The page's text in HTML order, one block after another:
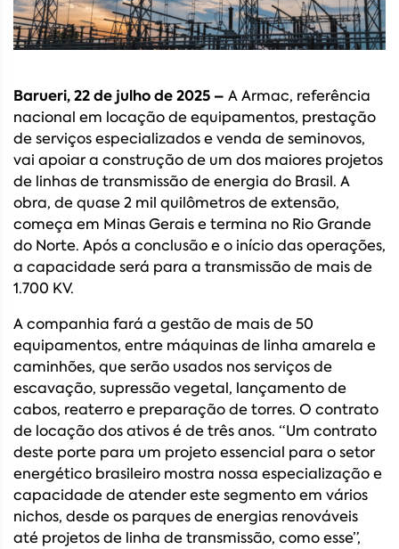
Barueri, 22 de julho de 2025 – A Armac, referência
nacional em locação de equipamentos, prestação
de serviços especializados e venda de seminovos,
vai apoiar a construção de um dos maiores projetos
de linhas de transmissão de energia do Brasil. A
obra, de quase 2 mil quilômetros de extensão,
começa em Minas Gerais e termina no Rio Grande
do Norte. Após a conclusão e o início das operações,
a capacidade será para a transmissão de mais de
1.700 KV.
A companhia fará a gestão de mais de 50
equipamentos, entre máquinas de linha amarela e
caminhões, que serão usados nos serviços de
escavação, supressão vegetal, lançamento de
cabos, reaterro e preparação de torres. O contrato
de locação dos ativos é de três anos. “Um contrato
deste porte para um projeto essencial para o setor
energético brasileiro mostra nossa especialização e
capacidade de atender este segmento em vários
nichos, desde os parques de energias renováveis
até projetos de linha de transmissão, como esse”,